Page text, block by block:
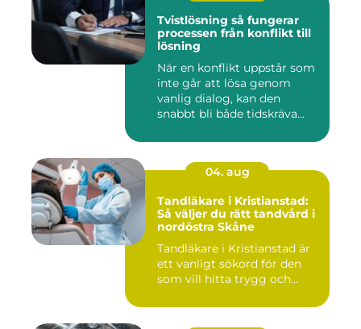
Tvistlösning så fungerar
processen från konflikt till
lösning
När en konflikt uppstår som
inte går att lösa genom
vanlig dialog, kan den
snabbt bli både tidskräva...
04. aug
Tandläkare i Kristianstad:
Så väljer du rätt tandvård i
nordöstra Skåne
Tandläkare i Kristianstad är
ett vanligt sökord för den
som vill hitta trygg och...